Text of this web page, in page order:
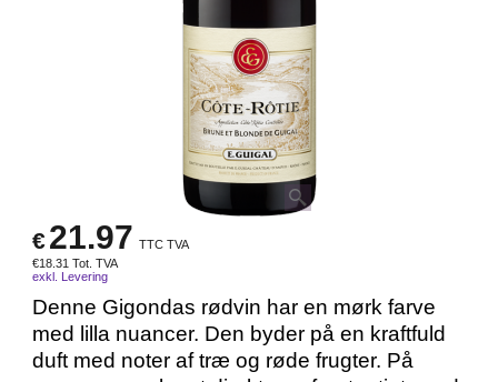
€21.97 TTC TVA
€18.31 Tot. TVA
exkl. Levering
Denne Gigondas rødvin har en mørk farve
med lilla nuancer. Den byder på en kraftfuld
duft med noter af træ og røde frugter. På